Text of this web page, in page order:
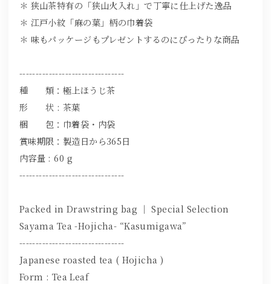
＊ 狭山茶特有の「狭山火入れ」で丁寧に仕上げた逸品
＊ 江戸小紋「麻の葉」柄の巾着袋
＊ 味もパッケージもプレゼントするのにぴったりな商品
--------------------------------
種 類：極上ほうじ茶
形 状 : 茶葉
梱 包：巾着袋・内袋
賞味期限：製造日から365日
内容量 : 60 g
--------------------------------
Packed in Drawstring bag ｜ Special Selection
Sayama Tea -Hojicha- “Kasumigawa”
--------------------------------
Japanese roasted tea ( Hojicha )
Form : Tea Leaf